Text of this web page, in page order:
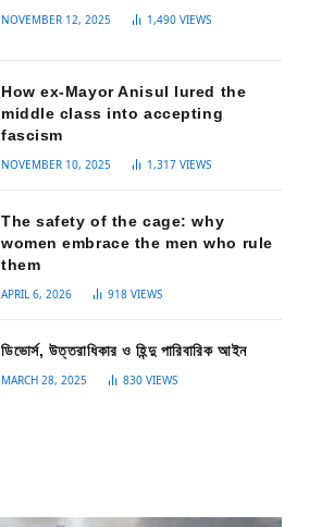
NOVEMBER 12, 2025 1,490 VIEWS
How ex-Mayor Anisul lured the
middle class into accepting
fascism
NOVEMBER 10, 2025 1,317 VIEWS
The safety of the cage: why
women embrace the men who rule
them
APRIL 6, 2026 918 VIEWS
ডিভোর্স, উত্তরাধিকার ও হিন্দু পারিবারিক আইন
MARCH 28, 2025 830 VIEWS